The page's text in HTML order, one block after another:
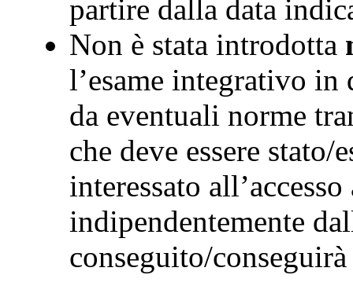
partire dalla data
Non è stata introdotta
l’esame integrativo in
da eventuali norme
che deve essere stato/
interessato
indipendentemente
conseguito/